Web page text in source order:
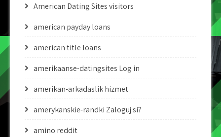
American Dating Sites visitors
american payday loans
american title loans
amerikaanse-datingsites Log in
amerikan-arkadaslik hizmet
amerykanskie-randki Zaloguj si?
amino reddit